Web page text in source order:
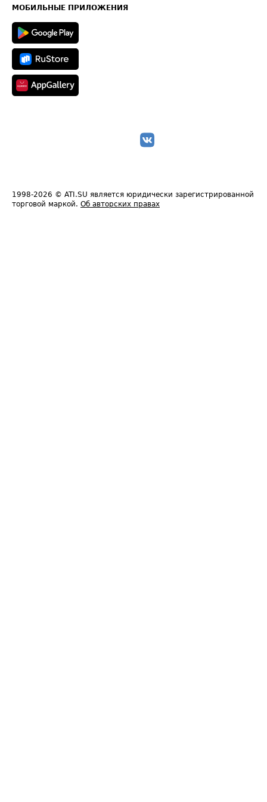
Техническая информация
МОБИЛЬНЫЕ ПРИЛОЖЕНИЯ
1998-2026 © ATI.SU является юридически зарегистрированной
торговой маркой. Об авторских правах